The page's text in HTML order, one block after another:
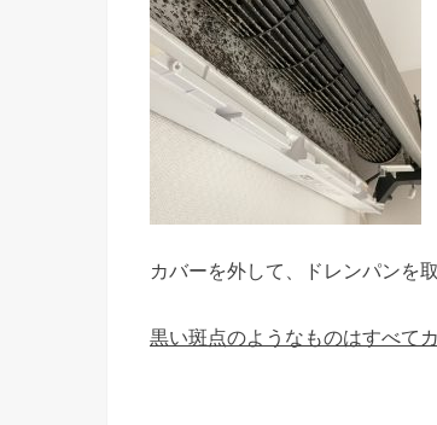
カバーを外して、ドレンパンを
黒い斑点のようなものはすべて